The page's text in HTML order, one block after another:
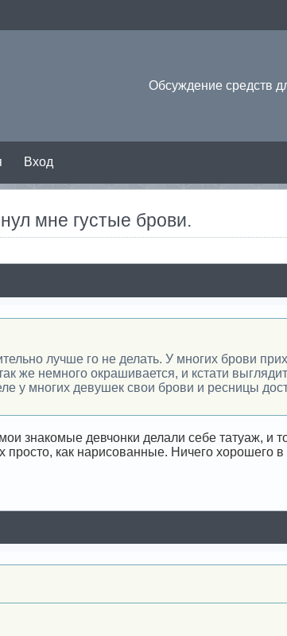
Обсуждение средств
Вход
мне густые брови.
лучше го не делать. У многих брови
же немного окрашивается, и кстати
у многих девушек свои брови и ресницы
знакомые девчонки делали себе татуаж, и
просто, как нарисованные. Ничего хорошего